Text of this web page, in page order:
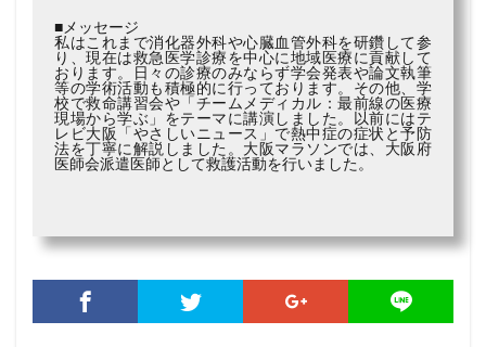
■メッセージ
私はこれまで消化器外科や心臓血管外科を研鑽して参
り、現在は救急医学診療を中心に地域医療に貢献して
おります。日々の診療のみならず学会発表や論文執筆
等の学術活動も積極的に行っております。その他、学
校で救命講習会や「チームメディカル：最前線の医療
現場から学ぶ」をテーマに講演しました。以前にはテ
レビ大阪「やさしいニュース」で熱中症の症状と予防
法を丁寧に解説しました。大阪マラソンでは、大阪府
医師会派遣医師として救護活動を行いました。